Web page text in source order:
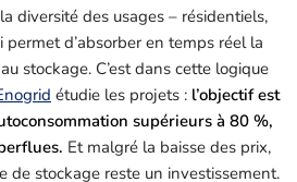
la diversité des usages – résidentiels,
d’absorber en temps réel la
stockage. C’est dans cette logique
étudie les projets : l’objectif est
supérieurs à 80 %,
Et malgré la baisse des prix,
de stockage reste un investissement.